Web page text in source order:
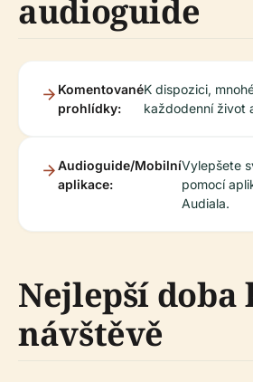
audioguide
Komentované
prohlídky:
K dispozici,
každodenní život
Audioguide/Mobilní
aplikace:
Vylepšete
pomocí
Audiala.
Nejlepší doba
návštěvě